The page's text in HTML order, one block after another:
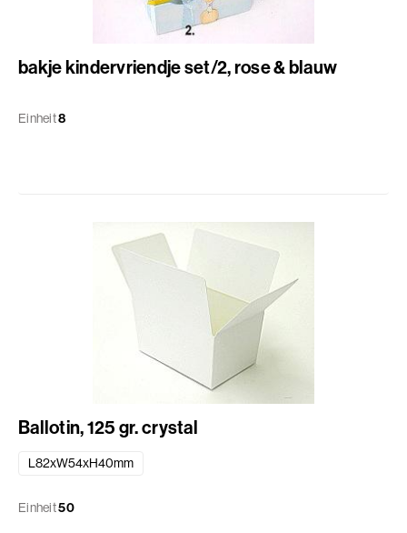
bakje kindervriendje set/2, rose & blauw
Einheit8
Ballotin, 125 gr. crystal
L82xW54xH40mm
Einheit50